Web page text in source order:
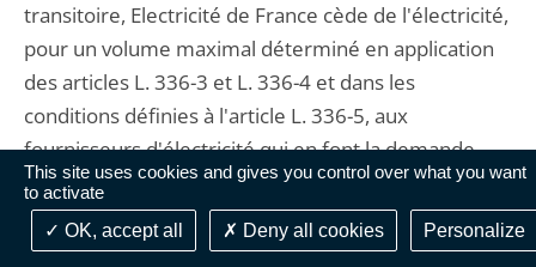
This site uses cookies and gives you control over what you want
to activate
OK, accept all
Deny all cookies Personalize
transitoire, Electricité de France cède de l'électricité,
pour un volume maximal déterminé en application
des articles L. 336-3 et L. 336-4 et dans les
conditions définies à l'article L. 336-5, aux
fournisseurs d'électricité qui en font la demande,
titulaires de l'autorisation prévue à l'article L. 333-1
et qui alimentent ou prévoient d'alimenter des
consommateurs finals ou des gestionnaires de